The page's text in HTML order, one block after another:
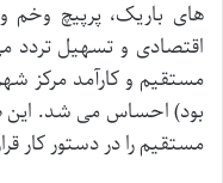
های باریک، پرپیچ وخم
اقتصادی و تسهیل تردد
مستقیم و کارآمد مرکز
بود) احساس می شد. این
مستقیم را در دستور کار